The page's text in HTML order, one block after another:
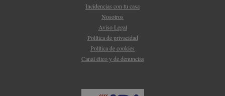
Incidencias con tu casa
Nosotros
Aviso Legal
Política de privacidad
Política de cookies
Canal ético y de denuncias